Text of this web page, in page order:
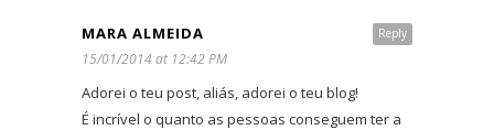
Reply
MARA ALMEIDA
15/01/2014 at 12:42 PM
Adorei o teu post, aliás, adorei o teu blog!
É incrível o quanto as pessoas conseguem ter a